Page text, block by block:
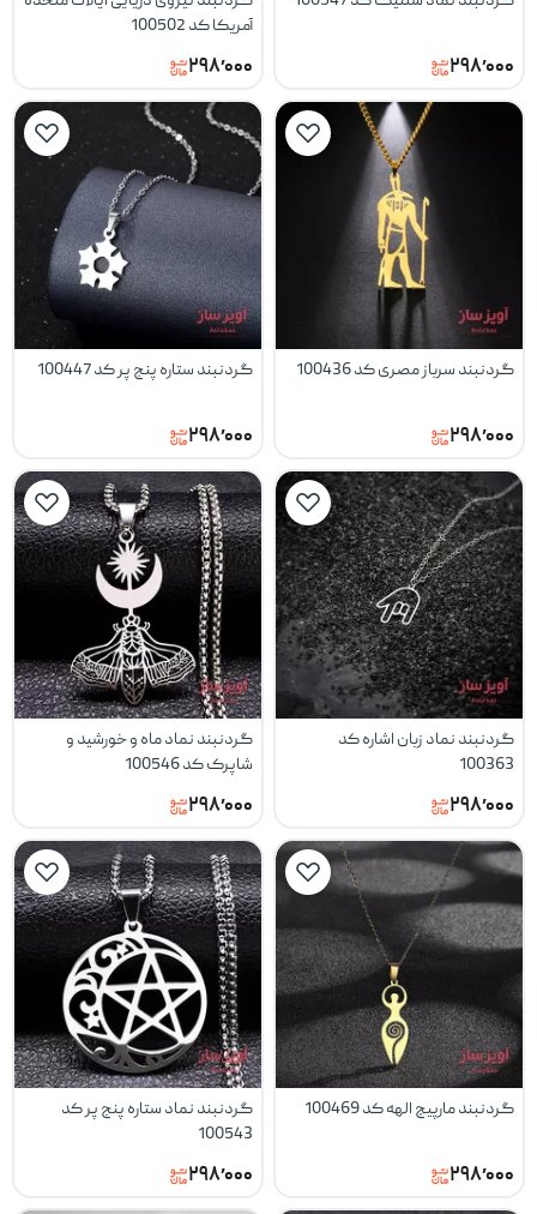
۲۹۸٬۰۰۰
آمریکا کد 100502
۲۹۸٬۰۰۰
گردنبند سرباز مصری کد 100436
۲۹۸٬۰۰۰
گردنبند ستاره پنج پر کد 100447
۲۹۸٬۰۰۰
گردنبند نماد زبان اشاره کد
100363
۲۹۸٬۰۰۰
گردنبند نماد ماه و خورشید و
شاپرک کد 100546
۲۹۸٬۰۰۰
گردنبند مارپیچ الهه کد 100469
۲۹۸٬۰۰۰
گردنبند نماد ستاره پنج پر کد
100543
۲۹۸٬۰۰۰